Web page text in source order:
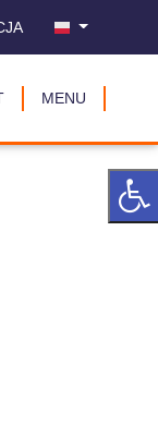
MENU